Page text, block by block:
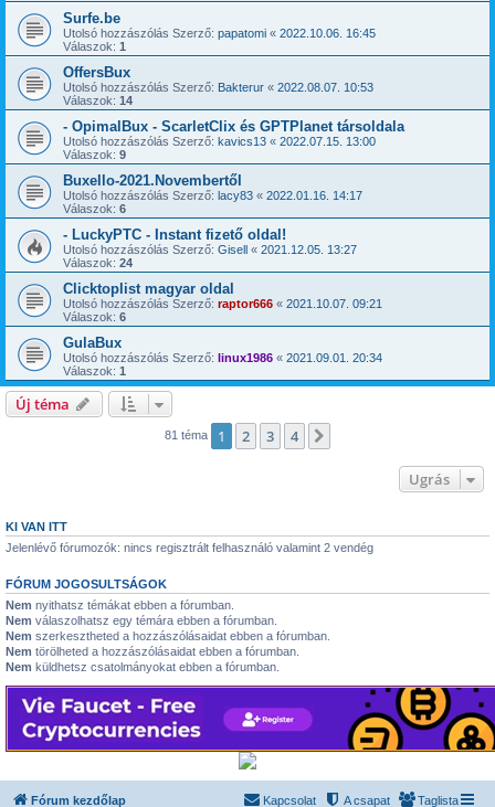
Surfe.be
Utolsó hozzászólás Szerző: papatomi « 2022.10.06. 16:45
Válaszok: 1
OffersBux
Utolsó hozzászólás Szerző: Bakterur « 2022.08.07. 10:53
Válaszok: 14
- OpimalBux - ScarletClix és GPTPlanet társoldala
Utolsó hozzászólás Szerző: kavics13 « 2022.07.15. 13:00
Válaszok: 9
Buxello-2021.Novembertől
Utolsó hozzászólás Szerző: lacy83 « 2022.01.16. 14:17
Válaszok: 6
- LuckyPTC - Instant fizető oldal!
Utolsó hozzászólás Szerző: Gisell « 2021.12.05. 13:27
Válaszok: 24
Clicktoplist magyar oldal
Utolsó hozzászólás Szerző: raptor666 « 2021.10.07. 09:21
Válaszok: 6
GulaBux
Utolsó hozzászólás Szerző: linux1986 « 2021.09.01. 20:34
Válaszok: 1
Új téma
81 téma 1 2 3 4
Ugrás
KI VAN ITT
Jelenlévő fórumozók: nincs regisztrált felhasználó valamint 2 vendég
FÓRUM JOGOSULTSÁGOK
Nem nyithatsz témákat ebben a fórumban.
Nem válaszolhatsz egy témára ebben a fórumban.
Nem szerkesztheted a hozzászólásaidat ebben a fórumban.
Nem törölheted a hozzászólásaidat ebben a fórumban.
Nem küldhetsz csatolmányokat ebben a fórumban.
Fórum kezdőlap Taglista
A csapat
Kapcsolat